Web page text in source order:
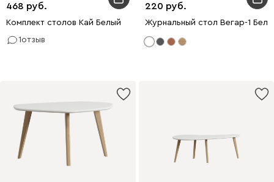
468
Комплект столов Кай Белый
1отзыв
220
Журнальный стол Вегар-1